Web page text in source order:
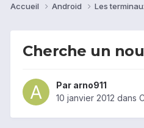
Accueil Android Les
Cherche un
Par arno911
10 janvier 2012 dans